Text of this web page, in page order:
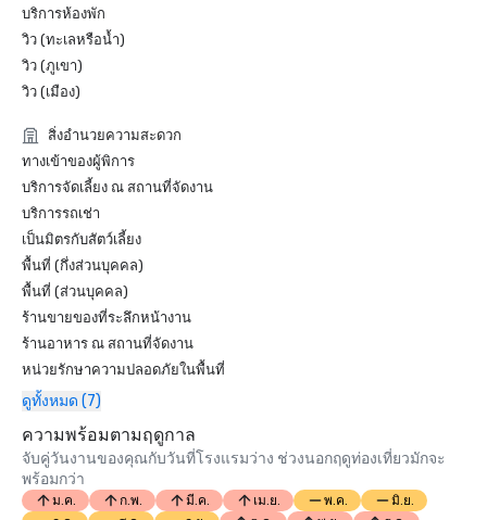
บริการห้องพัก
วิว (ทะเลหรือน้ำ)
วิว (ภูเขา)
วิว (เมือง)
สิ่งอำนวยความสะดวก
ทางเข้าของผู้พิการ
บริการจัดเลี้ยง ณ สถานที่จัดงาน
บริการรถเช่า
เป็นมิตรกับสัตว์เลี้ยง
พื้นที่ (กึ่งส่วนบุคคล)
พื้นที่ (ส่วนบุคคล)
ร้านขายของที่ระลึกหน้างาน
ร้านอาหาร ณ สถานที่จัดงาน
หน่วยรักษาความปลอดภัยในพื้นที่
ดูทั้งหมด (7)
ความพร้อมตามฤดูกาล
จับคู่วันงานของคุณกับวันที่โรงแรมว่าง ช่วงนอกฤดูท่องเที่ยวมักจะ
พร้อมกว่า
ม.ค. ก.พ. มี.ค. เม.ย. พ.ค.
มิ.ย.